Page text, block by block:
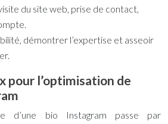
du site web, prise de contact,
démontrer l’expertise et asseoir
pour l’optimisation de
d’une bio Instagram passe par